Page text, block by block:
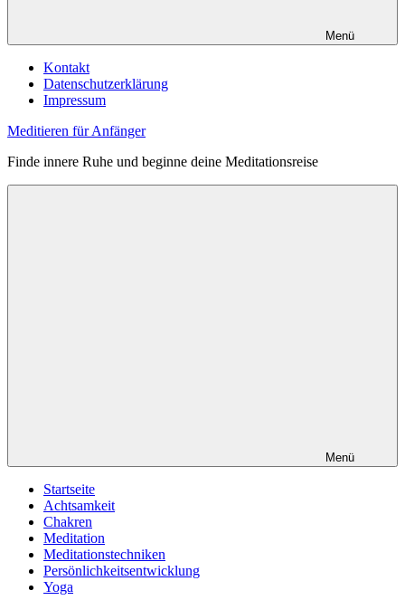
Menü
Kontakt
Datenschutzerklärung
Impressum
Meditieren für Anfänger
Finde innere Ruhe und beginne deine Meditationsreise
Menü
Startseite
Achtsamkeit
Chakren
Meditation
Meditationstechniken
Persönlichkeitsentwicklung
Yoga